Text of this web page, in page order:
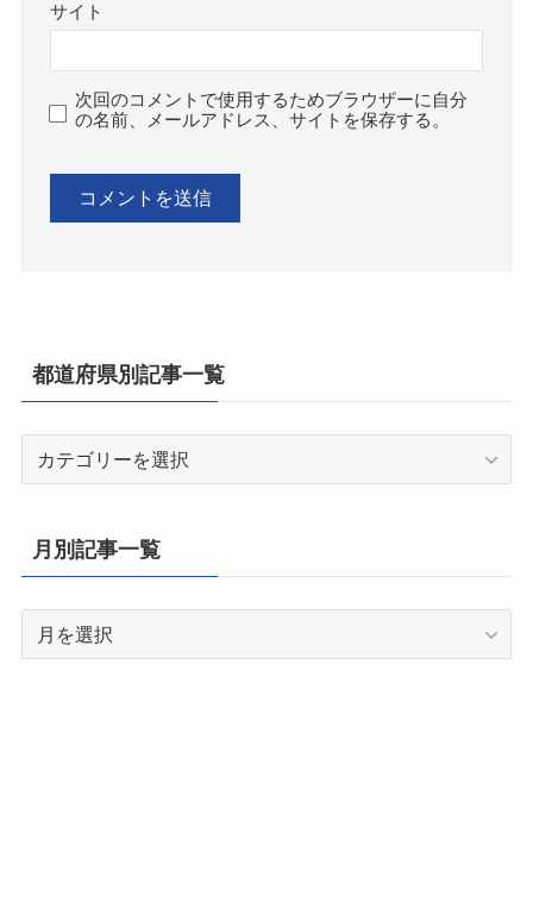
サイト
次回のコメントで使用するためブラウザーに自分
の名前、メールアドレス、サイトを保存する。
都道府県別記事一覧
県
別
一
月別記事一覧